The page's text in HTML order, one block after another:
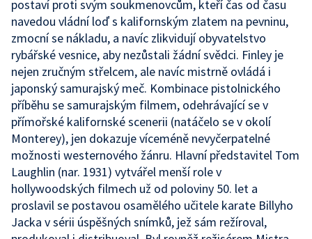
postaví proti svým soukmenovcům, kteří čas od času
navedou vládní loď s kalifornským zlatem na pevninu,
zmocní se nákladu, a navíc zlikvidují obyvatelstvo
rybářské vesnice, aby nezůstali žádní svědci. Finley je
nejen zručným střelcem, ale navíc mistrně ovládá i
japonský samurajský meč. Kombinace pistolnického
příběhu se samurajským filmem, odehrávající se v
přímořské kalifornské scenerii (natáčelo se v okolí
Monterey), jen dokazuje víceméně nevyčerpatelné
možnosti westernového žánru. Hlavní představitel Tom
Laughlin (nar. 1931) vytvářel menší role v
hollywoodských filmech už od poloviny 50. let a
proslavil se postavou osamělého učitele karate Billyho
Jacka v sérii úspěšných snímků, jež sám režíroval,